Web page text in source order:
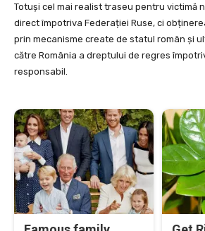
Totuși cel mai realist traseu pentru victimă
direct împotriva Federației Ruse, ci
prin mecanisme create de statul român și
către România a dreptului de regres
responsabil.